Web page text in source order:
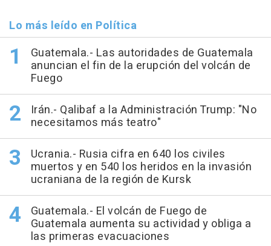
Lo más leído en Política
Guatemala.- Las autoridades de Guatemala
anuncian el fin de la erupción del volcán de
Fuego
Irán.- Qalibaf a la Administración Trump: "No
necesitamos más teatro"
Ucrania.- Rusia cifra en 640 los civiles
muertos y en 540 los heridos en la invasión
ucraniana de la región de Kursk
Guatemala.- El volcán de Fuego de
Guatemala aumenta su actividad y obliga a
las primeras evacuaciones